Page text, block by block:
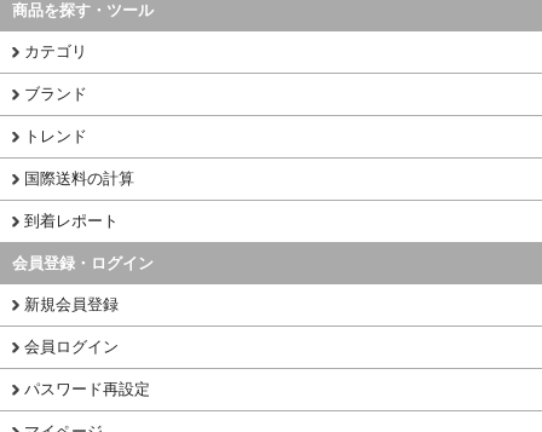
商品を探す・ツール
カテゴリ
ブランド
トレンド
国際送料の計算
到着レポート
会員登録・ログイン
新規会員登録
会員ログイン
パスワード再設定